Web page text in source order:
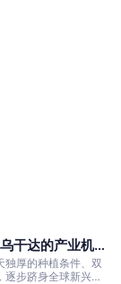
干达的产业机遇
独厚的种植条件、双
步跻身全球新兴咖